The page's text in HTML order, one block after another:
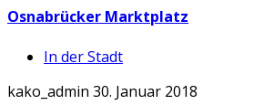
Osnabrücker Marktplatz
In der Stadt
kako_admin 30. Januar 2018